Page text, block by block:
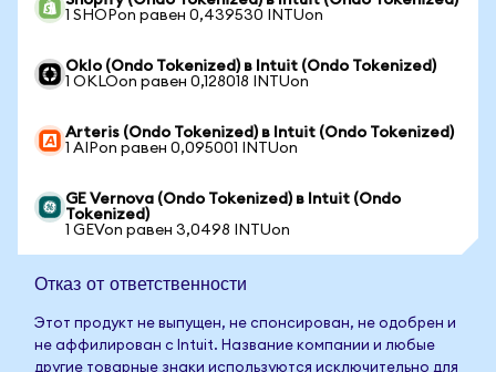
1 SHOPon равен 0,439530 INTUon
Oklo (Ondo Tokenized) в Intuit (Ondo Tokenized)
1 OKLOon равен 0,128018 INTUon
Arteris (Ondo Tokenized) в Intuit (Ondo Tokenized)
1 AIPon равен 0,095001 INTUon
GE Vernova (Ondo Tokenized) в Intuit (Ondo
Tokenized)
1 GEVon равен 3,0498 INTUon
Отказ от ответственности
Этот продукт не выпущен, не спонсирован, не одобрен и
не аффилирован с Intuit. Название компании и любые
другие товарные знаки используются исключительно для